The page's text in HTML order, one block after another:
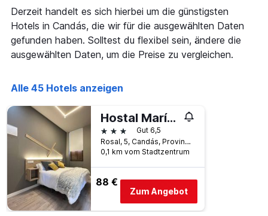
1
X-
Achse,
die
die
anzeigt.
Das
Diagramm
hat
Y-
Achse,
die
den
durchschnittlichen
Zimmerpreis
anzeigt.
Derzeit handelt es sich hierbei um die günstigsten
Hotels in Candás, die wir für die ausgewählten Daten
gefunden haben. Solltest du flexibel sein, ändere die
ausgewählten Daten, um die Preise zu vergleichen.
Alle 45 Hotels anzeigen
Hostal María Felisa
3 SterneGut 6,5
Rosal, 5, Candás, Provinz Asturien, Spanien
0,1 km vom Stadtzentrum
88 €
Zum Angebot